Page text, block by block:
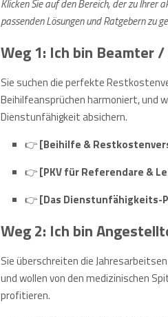
Klicken Sie auf den Bereich, der zu Ihrer
passenden Lösungen und Ratgebern zu
Weg 1: Ich bin Beamter
Sie suchen die perfekte
Beihilfeansprüchen harmoniert, und
Dienstunfähigkeit absichern.
👉[Beihilfe &
👉[PKV für Referendare &
👉[Das Dienstunfähigkeits-
Weg 2: Ich bin
Sie überschreiten die
und wollen von den medizinischen
profitieren.